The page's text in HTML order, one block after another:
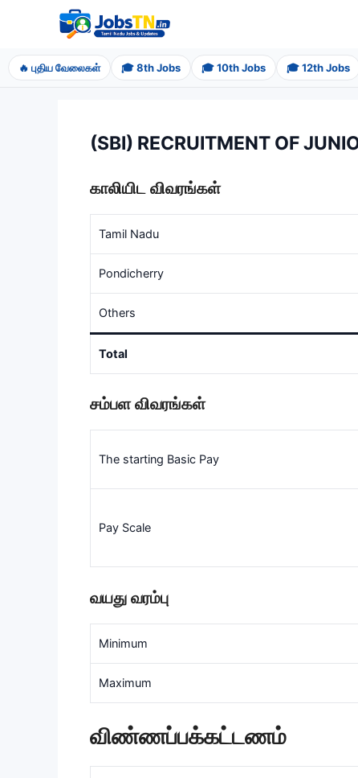
content
🔥 புதிய வேலைகள் 🎓 8th Jobs 🎓 10th Jobs 🎓 12th Jobs
(SBI) RECRUITMENT OF
காலியிட விவரங்கள்
Tamil Nadu
Pondicherry
Others
Total
சம்பள விவரங்கள்
The starting Basic Pay
Pay Scale
வயது வரம்பு
Minimum
Maximum
விண்ணப்பக்கட்டணம்